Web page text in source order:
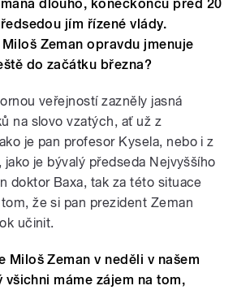
dlouho, koneckonců před 20
jím řízené vlády.
Zeman opravdu jmenuje
do začátku března?
veřejností zazněly jasná
na slovo vzatých, ať už z
je pan profesor Kysela, nebo i z
jako je bývalý předseda Nejvyššího
doktor Baxa, tak za této situace
že si pan prezident Zeman
učinit.
Miloš Zeman v neděli v našem
máme zájem na tom,